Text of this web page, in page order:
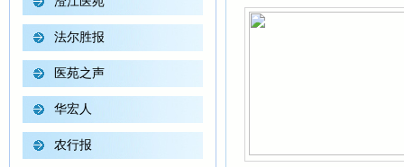
法尔胜报
医苑之声
华宏人
农行报